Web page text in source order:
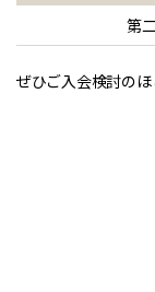
第
ぜひご入会検討のほ